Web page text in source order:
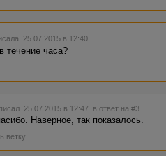
25.07.2015 в 12:40
течение часа?
25.07.2015 в 12:47 в ответ на #3
Наверное, так показалось.
ветку